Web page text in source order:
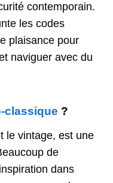
contemporain.
les codes
plaisance pour
naviguer avec du
classique ?
le vintage, est une
de
dans